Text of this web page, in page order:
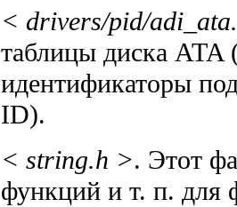
< drivers/pid/
таблицы диска ATA
идентификаторы
ID).
< string.h >. Этот
функций и т. п. для